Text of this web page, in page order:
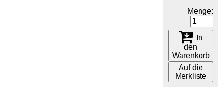
Menge:
In
den
Warenkorb
Auf die
Merkliste